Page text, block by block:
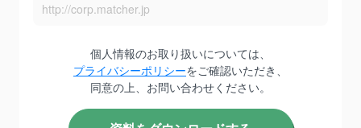
個人情報のお取り扱いについては、
プライバシーポリシーをご確認いただき、
同意の上、お問い合わせください。